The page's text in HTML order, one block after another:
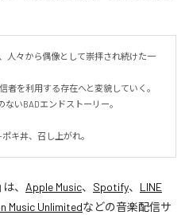
人々から偶像として崇拝され続けた一
者を利用する存在へと変貌していく。
ないBADエンドストーリー。
キ丼、召し上がれ。
」は、 Apple Music、 Spotify、 LINE
Music Unlimitedなどの音楽配信サ